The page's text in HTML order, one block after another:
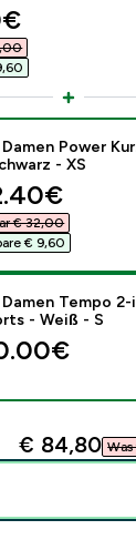
price
ausw�hlen -
Damen Power
- XS
€ 32,00‎
€ 9,60‎
ausw�hlen -
Damen Tempo
- Weiß - S
€ 84,80‎